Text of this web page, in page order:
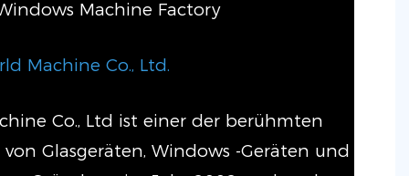
Machine Factory
Machine Co., Ltd.
Co., Ltd ist einer der berühmten
Glasgeräten, Windows -Geräten und